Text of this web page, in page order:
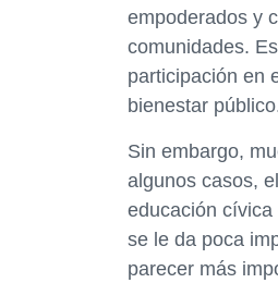
empoderados y
comunidades.
participación en
bienestar
Sin embargo,
algunos casos,
educación
se le da poca
parecer más